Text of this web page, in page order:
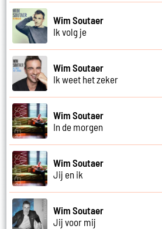
Wim Soutaer
Ik volg je
Wim Soutaer
Ik weet het zeker
Wim Soutaer
In de morgen
Wim Soutaer
Jij en ik
Wim Soutaer
Jij voor mij